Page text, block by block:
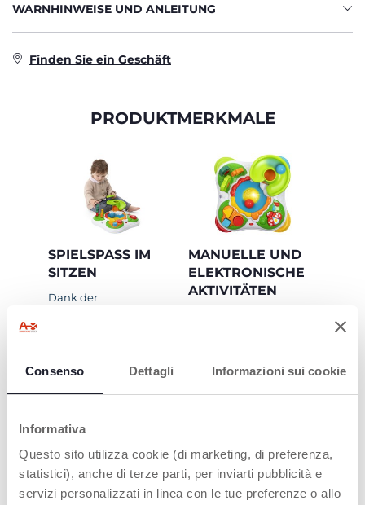
Consenso Dettagli Informazioni sui cookie
Informativa
Questo sito utilizza cookie (di marketing, di preferenza,
statistici), anche di terze parti, per inviarti pubblicità e
servizi personalizzati in linea con le tue preferenze o allo
WARNHINWEISE UND ANLEITUNG
Finden Sie ein Geschäft
PRODUKTMERKMALE
SPIELSPASS IM S
ITZEN
Dank der
werden kann.
MANUELLE UND
ELEKTRONISCHE
AKTIVITÄTEN
der feinmotorischen